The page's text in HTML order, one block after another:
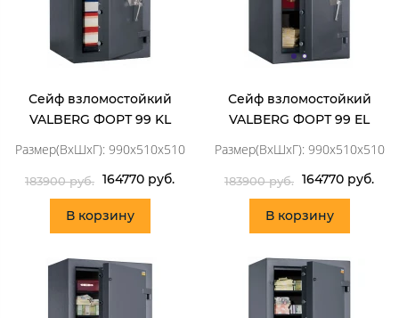
Сейф взломостойкий
VALBERG ФОРТ 99 KL
Размер(ВхШхГ): 990x510x510
183900 руб. 164770 руб.
В корзину
Сейф взломостойкий
VALBERG ФОРТ 99 EL
Размер(ВхШхГ): 990x510x510
183900 руб. 164770 руб.
В корзину